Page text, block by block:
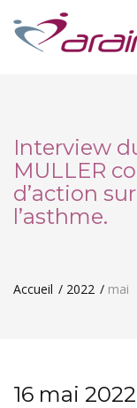
Interview
MULLER
d’action
l’asthme.
Accueil 2022 mai
16 mai